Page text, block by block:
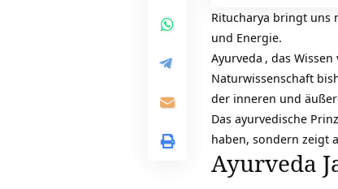
Ritucharya bringt uns
und Energie.
Ayurveda , das
Naturwissenschaft
der inneren und
Das ayurvedische
haben, sondern zeigt
Ayurveda